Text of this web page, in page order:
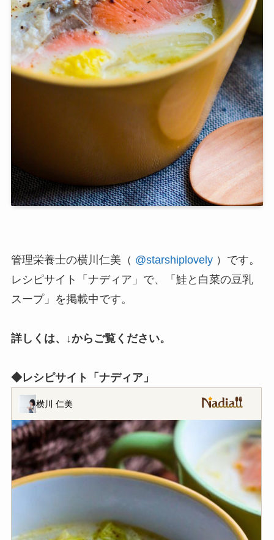
管理栄養士の横川仁美（ @starshiplovely）です。
レシピサイト「ナディア」で、「鮭と白菜の豆乳
スープ」を掲載中です。
詳しくは、↓からご覧ください。
◆レシピサイト「ナディア」
横川 仁美